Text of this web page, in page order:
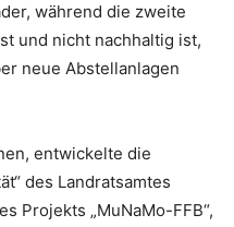
während die zweite
und nicht nachhaltig ist,
neue Abstellanlagen
entwickelte die
des Landratsamtes
Projekts „MuNaMo-FFB“,